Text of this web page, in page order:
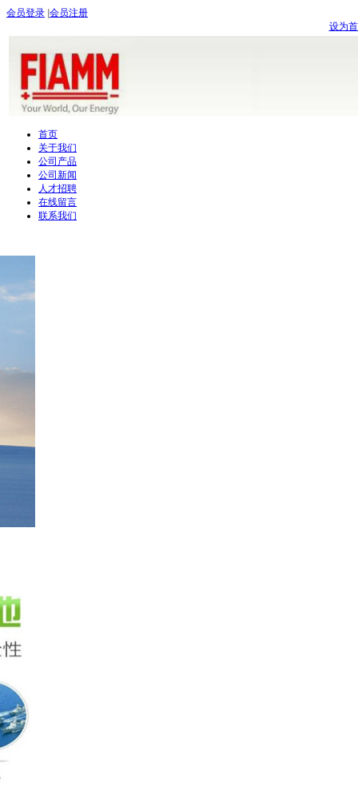
会员登录 会员注册
设为
首页
关于我们
公司产品
公司新闻
人才招聘
在线留言
联系我们